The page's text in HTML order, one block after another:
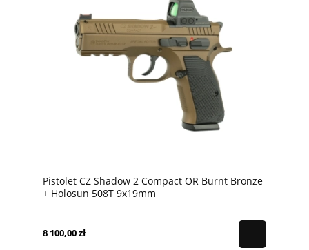
Pistolet CZ Shadow 2 Compact OR Burnt Bronze
+ Holosun 508T 9x19mm
8 100,00 zł